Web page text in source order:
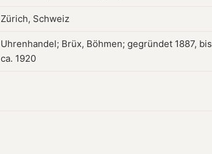
Zürich, Schweiz
Uhrenhandel; Brüx, Böhmen; gegründet 1887, bis
ca. 1920